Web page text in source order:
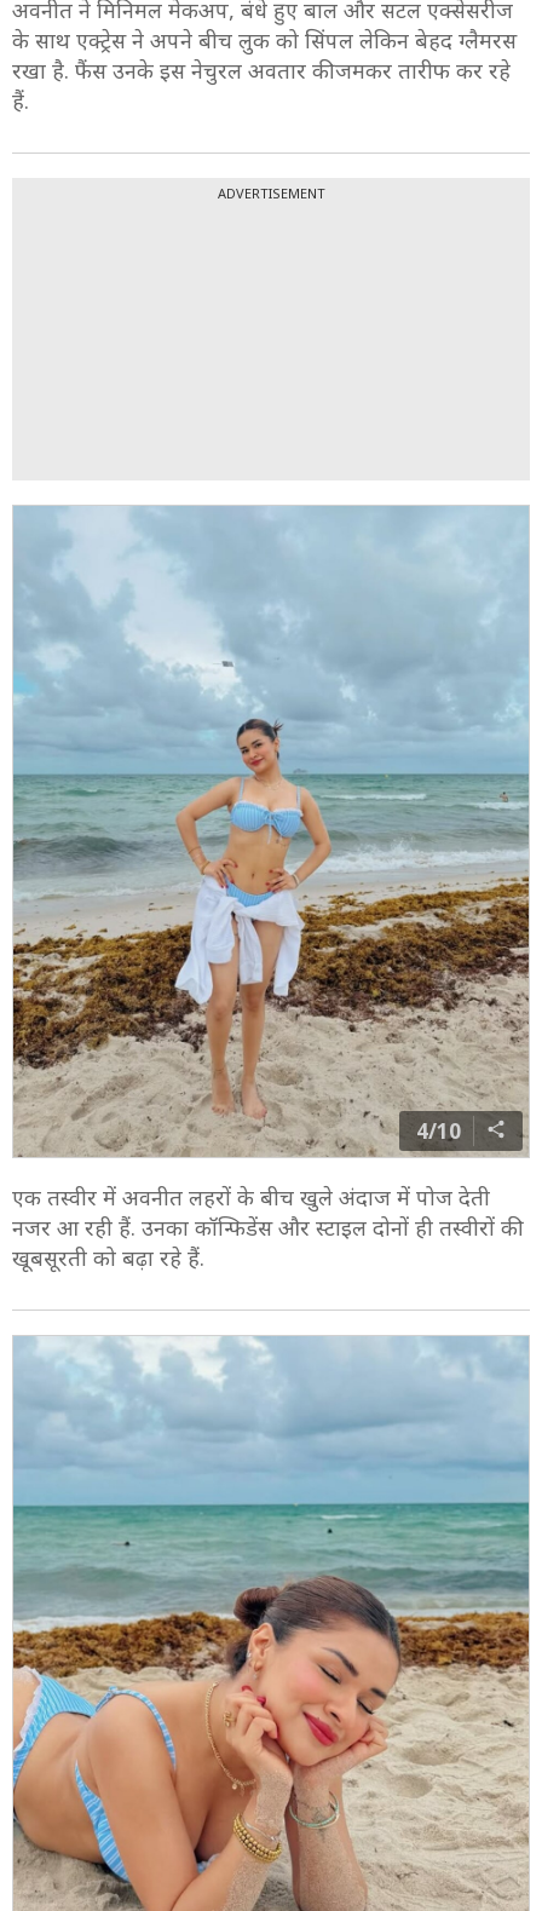
अवनीत ने मिनिमल मेकअप, बंधे हुए बाल और सटल एक्सेसरीज
के साथ एक्ट्रेस ने अपने बीच लुक को सिंपल लेकिन बेहद ग्लैमरस
रखा है. फैंस उनके इस नेचुरल अवतार की जमकर तारीफ कर रहे
हैं.
ADVERTISEMENT
4/10
एक तस्वीर में अवनीत लहरों के बीच खुले अंदाज में पोज देती
नजर आ रही हैं. उनका कॉन्फिडेंस और स्टाइल दोनों ही तस्वीरों की
खूबसूरती को बढ़ा रहे हैं.